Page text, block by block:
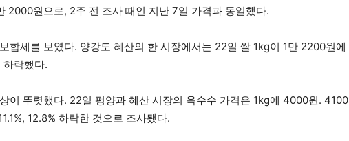
2000원으로, 2주 전 조사 때인 지난 7일 가격과 동일했다.
합세를 보였다. 양강도 혜산의 한 시장에서는 22일 쌀 1kg이 1만 2200원에
락했다.
이 뚜렷했다. 22일 평양과 혜산 시장의 옥수수 가격은 1kg에 4000원. 4100
12.8% 하락한 것으로 조사됐다.